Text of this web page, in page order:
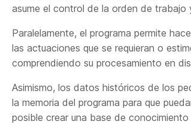
asume el control de la orden de trabajo
Paralelamente, el programa permite
las actuaciones que se requieran o
comprendiendo su procesamiento en
Asimismo, los datos históricos de los
la memoria del programa para que
posible crear una base de